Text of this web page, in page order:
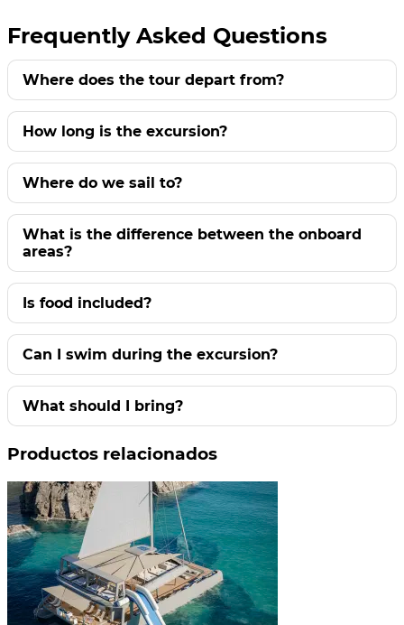
Frequently Asked Questions
Where does the tour depart from?
How long is the excursion?
Where do we sail to?
What is the difference between the onboard
areas?
Is food included?
Can I swim during the excursion?
What should I bring?
Productos relacionados